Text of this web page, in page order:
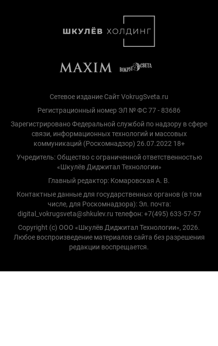
Сетевое издание Сайт VokrugSveta.ru
Регистрационный номер ЭЛ № ФС 77 - 83686
Зарегистрировано Федеральной службой по надзору в сфере
связи, информационных технологий и массовых
коммуникаций (Роскомнадзор) 26.07.2022 18+
Учредитель: Общество с ограниченной ответственностью
«Шкулёв Диджитал Технологии»
Главный редактор: Комаровская А. В.
Контактные данные для государственных органов (в том
числе, для Роскомнадзора): Эл. почта:
digital_vokrugsveta@shkulev.ru телефон: +7(495) 633-57-57
Copyright (с) ООО «Шкулёв Диджитал Технологии», 2026.
Любое воспроизведение материалов сайта без разрешения
редакции воспрещается.